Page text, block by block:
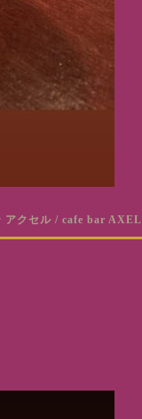
アクセル / cafe bar AXEL